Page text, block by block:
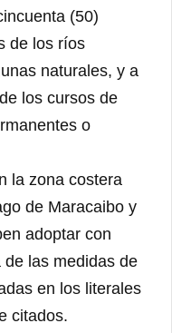
(50)
de los ríos
naturales, y a
los cursos de
o
la zona costera
de Maracaibo y
adoptar con
las medidas de
en los literales
citados.